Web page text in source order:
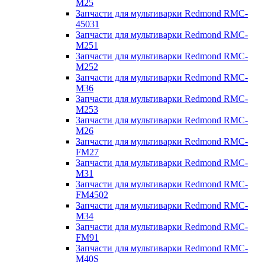
M25
Запчасти для мультиварки Redmond RMC-
45031
Запчасти для мультиварки Redmond RMC-
M251
Запчасти для мультиварки Redmond RMC-
M252
Запчасти для мультиварки Redmond RMC-
M36
Запчасти для мультиварки Redmond RMC-
M253
Запчасти для мультиварки Redmond RMC-
M26
Запчасти для мультиварки Redmond RMC-
FM27
Запчасти для мультиварки Redmond RMC-
M31
Запчасти для мультиварки Redmond RMC-
FM4502
Запчасти для мультиварки Redmond RMC-
M34
Запчасти для мультиварки Redmond RMC-
FM91
Запчасти для мультиварки Redmond RMC-
M40S